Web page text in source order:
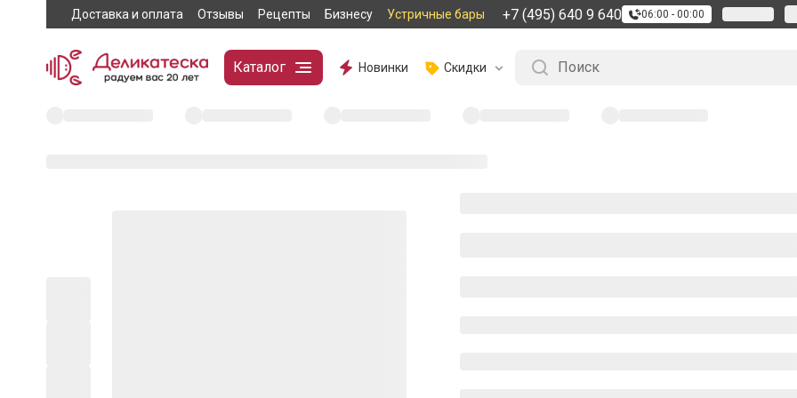
Доставка и оплата Отзывы Рецепты Бизнесу Устричные бары +7 (495) 640 9 640 06:00 - 00:00
Каталог Новинки Скидки